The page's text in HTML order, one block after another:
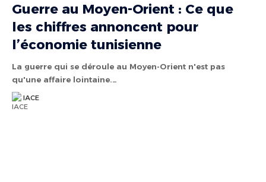
Guerre au Moyen-Orient : Ce que
les chiffres annoncent pour
l’économie tunisienne
La guerre qui se déroule au Moyen-Orient n'est pas
qu'une affaire lointaine.…
IACE